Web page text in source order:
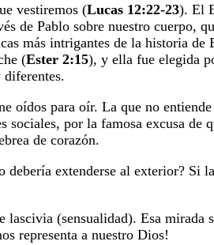
vestiremos (Lucas 12:22-23). El
de Pablo sobre nuestro cuerpo,
más intrigantes de la historia
(Ester 2:15), y ella fue elegida
diferentes.
oídos para oír. La que no
por la famosa excusa
de corazón.
debería extenderse al exterior?
(sensualidad). Esa
representa a nuestro Dios!